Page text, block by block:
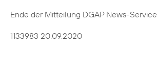
Ende der Mitteilung DGAP News-Service
1133983 20.09.2020